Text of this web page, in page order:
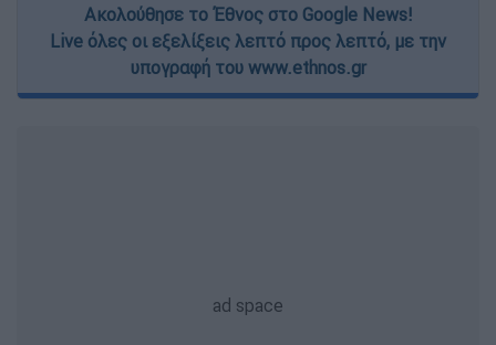
Ακολούθησε το Έθνος στο Google News!
Live όλες οι εξελίξεις λεπτό προς λεπτό, με την
υπογραφή του www.ethnos.gr